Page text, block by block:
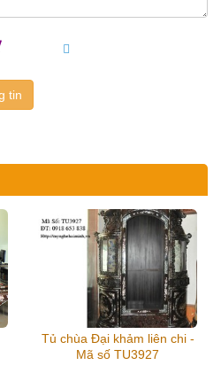
Tủ chùa Đại khảm liên chi -
Mã số TU3927